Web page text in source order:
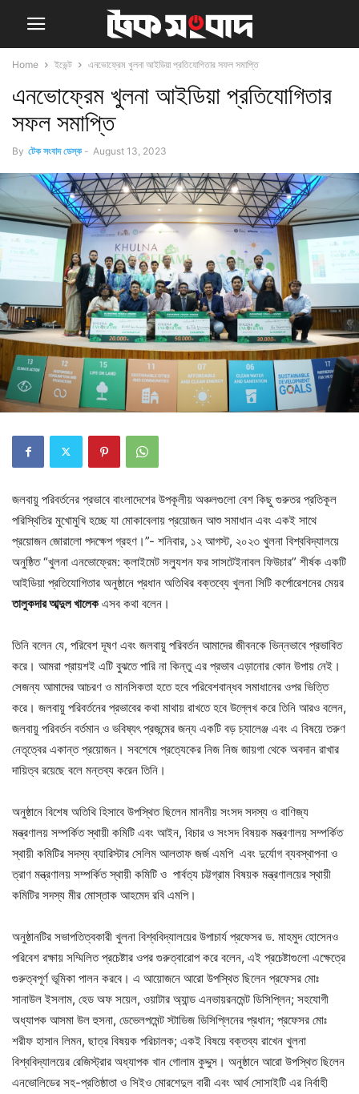
Home ইভেন্ট এনভোফ্রেম খুলনা আইডিয়া প্রতিযোগিতার সফল সমাপ্তি
এনভোফ্রেম খুলনা আইডিয়া প্রতিযোগিতার
সফল সমাপ্তি
By টেক সংবাদ ডেস্ক - August 13, 2023
জলবায়ু পরিবর্তনের প্রভাবে বাংলাদেশের উপকূলীয় অঞ্চলগুলো বেশ কিছু গুরুতর প্রতিকূল
পরিস্থিতির মুখোমুখি হচ্ছে যা মোকাবেলায় প্রয়োজন আশু সমাধান এবং একই সাথে
প্রয়োজন জোরালো পদক্ষেপ গ্রহণ।”- শনিবার, ১২ আগস্ট, ২০২৩ খুলনা বিশ্ববিদ্যালয়ে
অনুষ্ঠিত “খুলনা এনভোফ্রেম: ক্লাইমেট সল্যুশন ফর সাসটেইনাবল ফিউচার” শীর্ষক একটি
আইডিয়া প্রতিযোগিতার অনুষ্ঠানে প্রধান অতিথির বক্তব্যে খুলনা সিটি কর্পোরেশনের মেয়র
তালুকদার আব্দুল খালেকএসব কথা বলেন।
তিনি বলেন যে, পরিবেশ দূষণ এবং জলবায়ু পরিবর্তন আমাদের জীবনকে ভিন্নভাবে প্রভাবিত
করে। আমরা প্রায়শই এটি বুঝতে পারি না কিন্তু এর প্রভাব এড়ানোর কোন উপায় নেই।
সেজন্য আমাদের আচরণ ও মানসিকতা হতে হবে পরিবেশবান্ধব সমাধানের ওপর ভিত্তি
করে। জলবায়ু পরিবর্তনের প্রভাবের কথা মাথায় রাখতে হবে উল্লেখ করে তিনি আরও বলেন,
জলবায়ু পরিবর্তন বর্তমান ও ভবিষ্যৎ প্রজন্মের জন্য একটি বড় চ্যালেঞ্জ এবং এ বিষয়ে তরুণ
নেতৃত্বের একান্ত প্রয়োজন। সবশেষে প্রত্যেকের নিজ নিজ জায়গা থেকে অবদান রাখার
দায়িত্ব রয়েছে বলে মন্তব্য করেন তিনি।
অনুষ্ঠানে বিশেষ অতিথি হিসাবে উপস্থিত ছিলেন মাননীয় সংসদ সদস্য ও বাণিজ্য
মন্ত্রণালয় সম্পর্কিত স্থায়ী কমিটি এবং আইন, বিচার ও সংসদ বিষয়ক মন্ত্রণালয় সম্পর্কিত
স্থায়ী কমিটির সদস্য ব্যারিস্টার সেলিম আলতাফ জর্জ এমপি এবং দুর্যোগ ব্যবস্থাপনা ও
ত্রাণ মন্ত্রণালয় সম্পর্কিত স্থায়ী কমিটি ও পার্বত্য চট্টগ্রাম বিষয়ক মন্ত্রণালয়ের স্থায়ী
কমিটির সদস্য মীর মোস্তাক আহমেদ রবি এমপি।
অনুষ্ঠানটির সভাপতিত্বকারী খুলনা বিশ্ববিদ্যালয়ের উপাচার্য প্রফেসর ড. মাহমুদ হোসেনও
পরিবেশ রক্ষায় সম্মিলিত প্রচেষ্টার ওপর গুরুত্বারোপ করে বলেন, এই প্রচেষ্টাগুলো এক্ষেত্রে
গুরুত্বপূর্ণ ভূমিকা পালন করবে। এ আয়োজনে আরো উপস্থিত ছিলেন প্রফেসর মোঃ
সানাউল ইসলাম, হেড অফ সয়েল, ওয়াটার অ্যান্ড এনভায়রনমেন্ট ডিসিপ্লিন; সহযোগী
অধ্যাপক আসমা উল হুসনা, ডেভেলপমেন্ট স্টাডিজ ডিসিপ্লিনের প্রধান; প্রফেসর মোঃ
শরীফ হাসান লিমন, ছাত্র বিষয়ক পরিচালক; একই বিষয়ে বক্তব্য রাখেন খুলনা
বিশ্ববিদ্যালয়ের রেজিস্ট্রার অধ্যাপক খান গোলাম কুদ্দুস। অনুষ্ঠানে আরো উপস্থিত ছিলেন
এনভোলিডের সহ-প্রতিষ্ঠাতা ও সিইও মোরশেদুল বারী এবং আর্থ সোসাইটি এর নির্বাহী